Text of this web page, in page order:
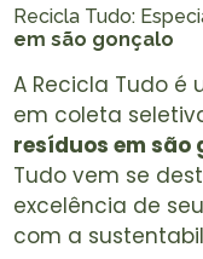
Recicla Tudo:
em são gonçalo
A Recicla Tudo é
em coleta
resíduos em são
Tudo vem se
excelência de
com a